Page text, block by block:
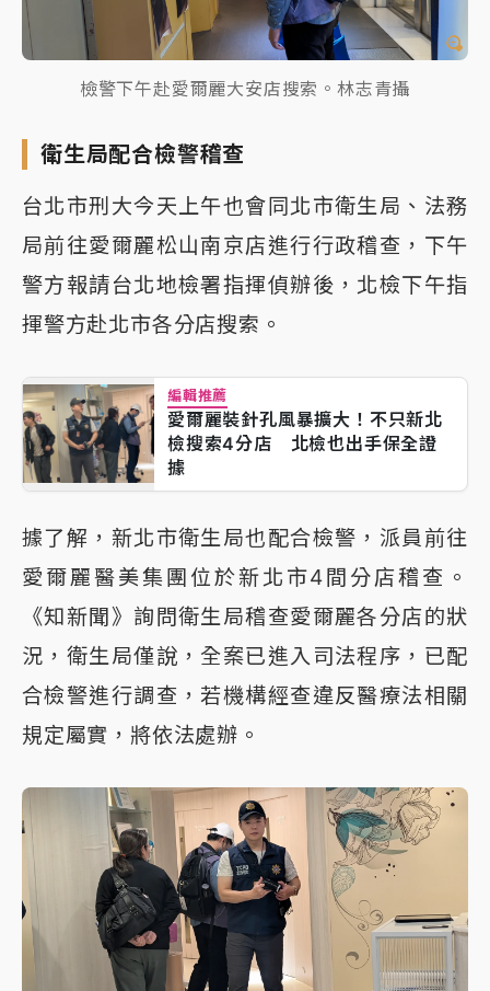
檢警下午赴愛爾麗大安店搜索。林志青攝
衛生局配合檢警稽查
台北市刑大今天上午也會同北市衛生局、法務
局前往愛爾麗松山南京店進行行政稽查，下午
警方報請台北地檢署指揮偵辦後，北檢下午指
揮警方赴北市各分店搜索。
編輯推薦
愛爾麗裝針孔風暴擴大！不只新北
檢搜索4分店 北檢也出手保全證
據
據了解，新北市衛生局也配合檢警，派員前往
愛爾麗醫美集團位於新北市4間分店稽查。
《知新聞》詢問衛生局稽查愛爾麗各分店的狀
況，衛生局僅說，全案已進入司法程序，已配
合檢警進行調查，若機構經查違反醫療法相關
規定屬實，將依法處辦。